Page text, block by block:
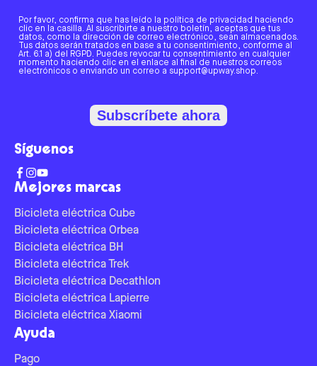
Mejores marcas
Bicicleta eléctrica Cube
Bicicleta eléctrica Orbea
Bicicleta eléctrica BH
Bicicleta eléctrica Trek
Bicicleta eléctrica Decathlon
Bicicleta eléctrica Lapierre
Bicicleta eléctrica Xiaomi
Ayuda
Pago
Por favor, confirma que has leído la política de privacidad haciendo
clic en la casilla. Al suscribirte a nuestro boletín, aceptas que tus
datos, como la dirección de correo electrónico, sean almacenados.
Tus datos serán tratados en base a tu consentimiento, conforme al
Art. 6.1 a) del RGPD. Puedes revocar tu consentimiento en cualquier
momento haciendo clic en el enlace al final de nuestros correos
electrónicos o enviando un correo a support@upway.shop.
Subscríbete ahora
Síguenos